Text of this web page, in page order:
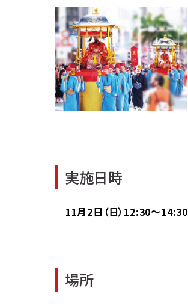
実施日時
11月2日（日）12:30～14:30
場所